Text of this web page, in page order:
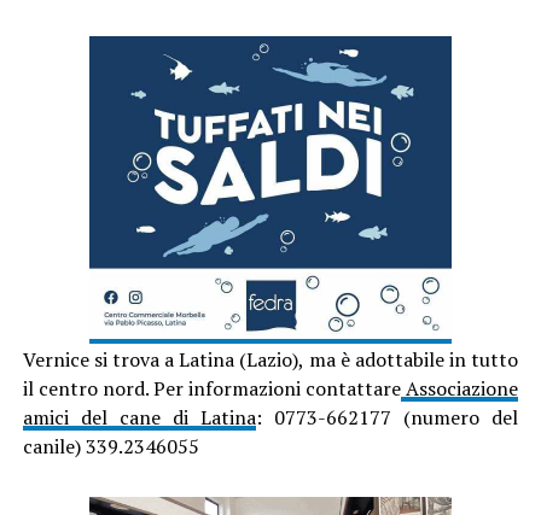
Vernice si trova a Latina (Lazio), ma è adottabile in tutto
il centro nord. Per informazioni contattareAssociazione
amici del cane di Latina: 0773-662177 (numero del
canile) 339.2346055